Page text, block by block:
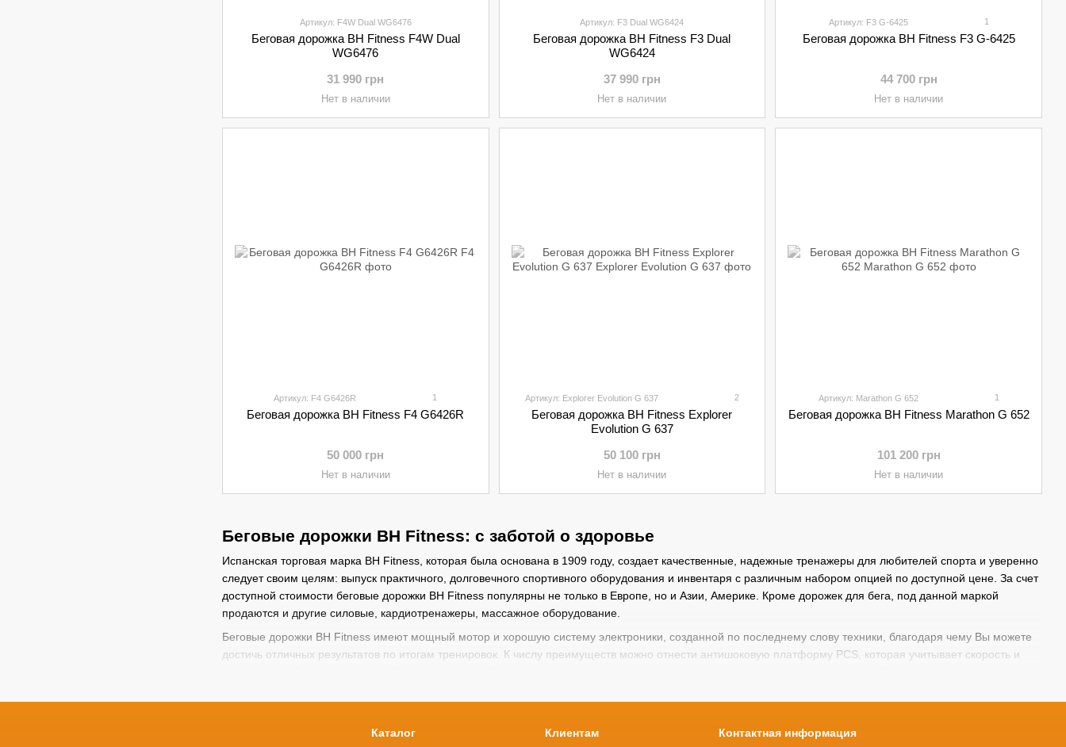
Беговые дорожки BH Fitness: с заботой о здоровье
Испанская торговая марка BH Fitness, которая была основана в 1909 году, создает качественные, надежные тренажеры для любителей спорта и уверенно
следует своим целям: выпуск практичного, долговечного спортивного оборудования и инвентаря с различным набором опцией по доступной цене. За счет
доступной стоимости беговые дорожки BH Fitness популярны не только в Европе, но и Азии, Америке. Кроме дорожек для бега, под данной маркой
продаются и другие силовые, кардиотренажеры, массажное оборудование.
Беговые дорожки BH Fitness имеют мощный мотор и хорошую систему электроники, созданной по последнему слову техники, благодаря чему Вы можете
достичь отличных результатов по итогам тренировок. К числу преимуществ можно отнести антишоковую платформу PCS, которая учитывает скорость и
За счет классического дизайна беговая дорожка может вписаться в любой интерьер. Для транспортировки оборудования предусмотрены специальные
Артикул: F4W Dual WG6476
Беговая дорожка BH Fitness F4W Dual
WG6476
31 990 грн
Нет в наличии
Артикул: F3 Dual WG6424
Беговая дорожка BH Fitness F3 Dual
WG6424
37 990 грн
Нет в наличии
Артикул: F3 G-6425 1
Беговая дорожка BH Fitness F3 G-6425
44 700 грн
Нет в наличии
Артикул: F4 G6426R 1
Беговая дорожка BH Fitness F4 G6426R
50 000 грн
Нет в наличии
Артикул: Explorer Evolution G 637 2
Беговая дорожка BH Fitness Explorer
Evolution G 637
50 100 грн
Нет в наличии
Артикул: Marathon G 652 1
Беговая дорожка BH Fitness Marathon G 652
101 200 грн
Нет в наличии
Каталог Клиентам Контактная информация